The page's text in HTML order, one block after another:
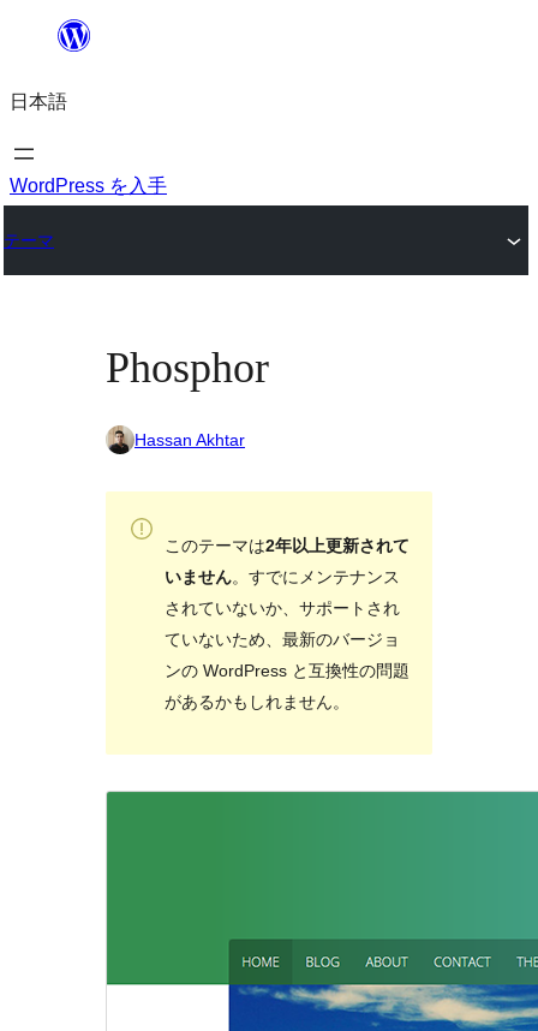
を
ス
キ
プ
日本語
WordPress を入手
テーマ
Phosphor
Hassan Akhtar
このテーマは2年以上更新されて
いません。すでにメンテナンス
されていないか、サポートされ
ていないため、最新のバージョ
ンの WordPress と互換性の問題
があるかもしれません。